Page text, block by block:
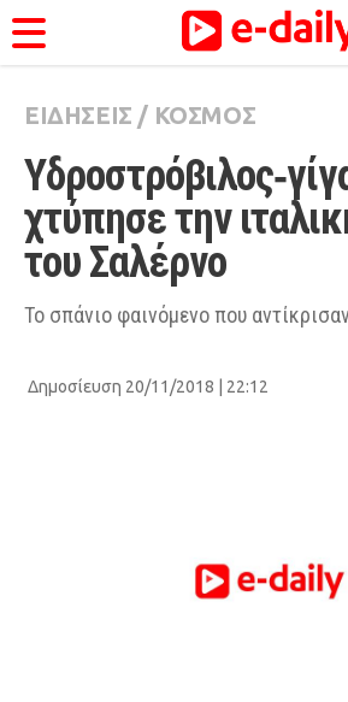
ΚΑΤΗΓΟΡΊΕΣ
Ειδήσεις
Θέματα
Videos
Podcasts
Life
ΕΙΔΗΣΕΙΣ / ΚΟΣΜΟΣ
χτύπησε την
του Σαλέρνο
Το σπάνιο φαινόμενο που
Δημοσίευση 20/11/2018 | 22:12